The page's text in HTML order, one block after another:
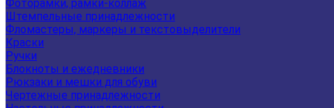
Фоторамки, рамки-коллаж
Штемпельные принадлежности
Фломастеры, маркеры и текстовыделители
Краски
Ручки
Блокноты и ежедневники
Рюкзаки и мешки для обуви
Чертежные принадлежности